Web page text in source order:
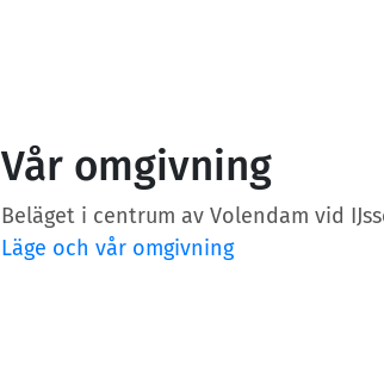
Vår omgivning
Beläget i centrum av Volendam vid
Läge och vår omgivning